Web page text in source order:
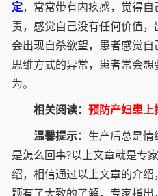
定，常常带有内疚感，觉得自
责，感觉自己没有任何价值
会出现自杀欲望，患者感觉
思维方式的异常，患者常会
为。
相关阅读： 预防产妇患上
温馨提示：生产后总是情
是怎么回事?以上文章就是专
绍，相信通过以上文章的介绍
题有了大致的了解，专家指出